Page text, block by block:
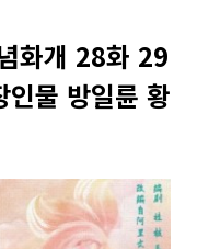
화개 28화 29
물 방일륜 황